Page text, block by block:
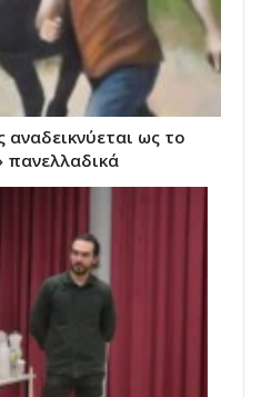
ως το
πανελλαδικά